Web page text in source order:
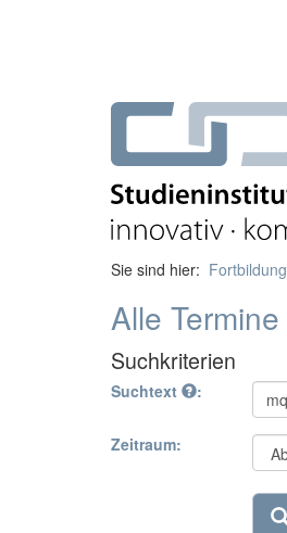
Sie sind hier: Fortbildung
Alle Termine
Suchkriterien
Suchtext :
Zeitraum: